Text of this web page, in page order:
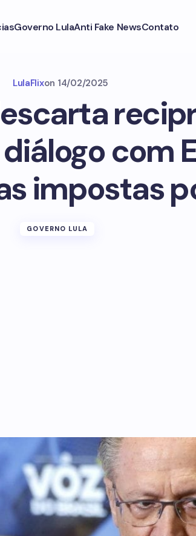
Governo LulaAnti Fake NewsContato
LulaFlixon 14/02/2025
com
impostas
GOVERNO LULA